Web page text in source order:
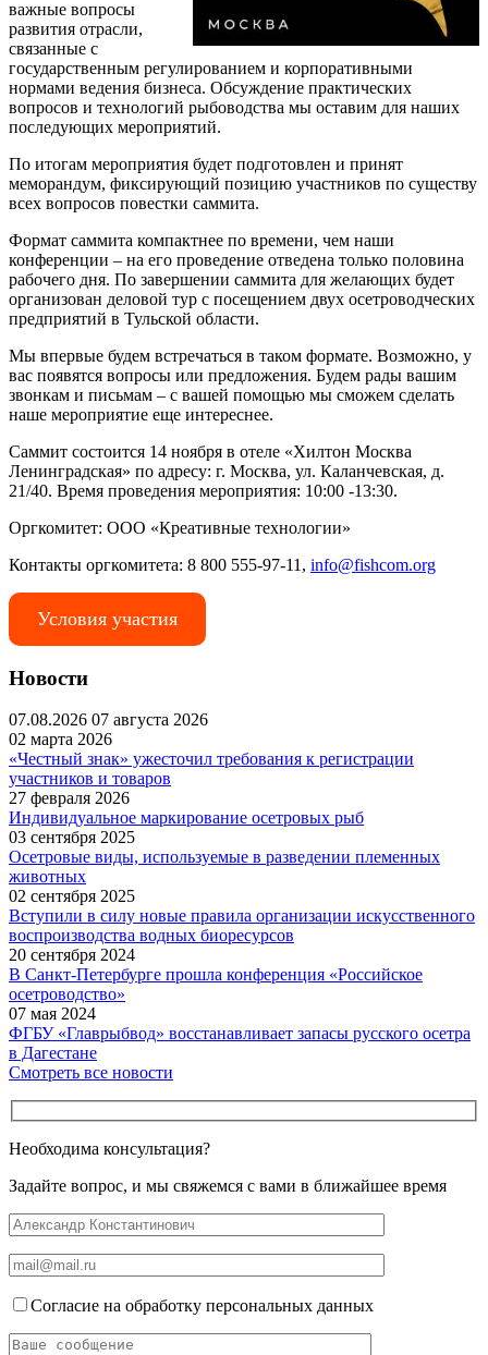
важные вопросы
развития отрасли,
связанные с
государственным регулированием и корпоративными
нормами ведения бизнеса. Обсуждение практических
вопросов и технологий рыбоводства мы оставим для наших
последующих мероприятий.
По итогам мероприятия будет подготовлен и принят
меморандум, фиксирующий позицию участников по существу
всех вопросов повестки саммита.
Формат саммита компактнее по времени, чем наши
конференции – на его проведение отведена только половина
рабочего дня. По завершении саммита для желающих будет
организован деловой тур с посещением двух осетроводческих
предприятий в Тульской области.
Мы впервые будем встречаться в таком формате. Возможно, у
вас появятся вопросы или предложения. Будем рады вашим
звонкам и письмам – с вашей помощью мы сможем сделать
наше мероприятие еще интереснее.
Саммит состоится 14 ноября в отеле «Хилтон Москва
Ленинградская» по адресу: г. Москва, ул. Каланчевская, д.
21/40. Время проведения мероприятия: 10:00 -13:30.
Оргкомитет: ООО «Креативные технологии»
Контакты оргкомитета: 8 800 555-97-11, info@fishcom.org
Условия участия
Новости
07.08.2026 07 августа 2026
02 марта 2026
«Честный знак» ужесточил требования к регистрации
участников и товаров
27 февраля 2026
Индивидуальное маркирование осетровых рыб
03 сентября 2025
Осетровые виды, используемые в разведении племенных
животных
02 сентября 2025
Вступили в силу новые правила организации искусственного
воспроизводства водных биоресурсов
20 сентября 2024
В Санкт-Петербурге прошла конференция «Российское
осетроводство»
07 мая 2024
ФГБУ «Главрыбвод» восстанавливает запасы русского осетра
в Дагестане
Смотреть все новости
Необходима консультация?
Задайте вопрос, и мы свяжемся с вами в ближайшее время
Согласие на обработку персональных данных